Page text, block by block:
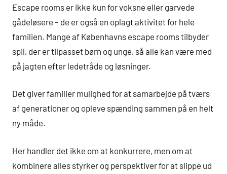
Escape rooms er ikke kun for voksne eller garvede
gådeløsere – de er også en oplagt aktivitet for hele
familien. Mange af Københavns escape rooms tilbyder
spil, der er tilpasset børn og unge, så alle kan være med
på jagten efter ledetråde og løsninger.
Det giver familier mulighed for at samarbejde på tværs
af generationer og opleve spænding sammen på en helt
ny måde.
Her handler det ikke om at konkurrere, men om at
kombinere alles styrker og perspektiver for at slippe ud